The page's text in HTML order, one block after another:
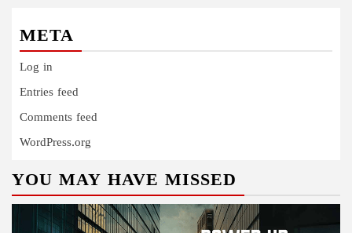
META
Log in
Entries feed
Comments feed
WordPress.org
YOU MAY HAVE MISSED